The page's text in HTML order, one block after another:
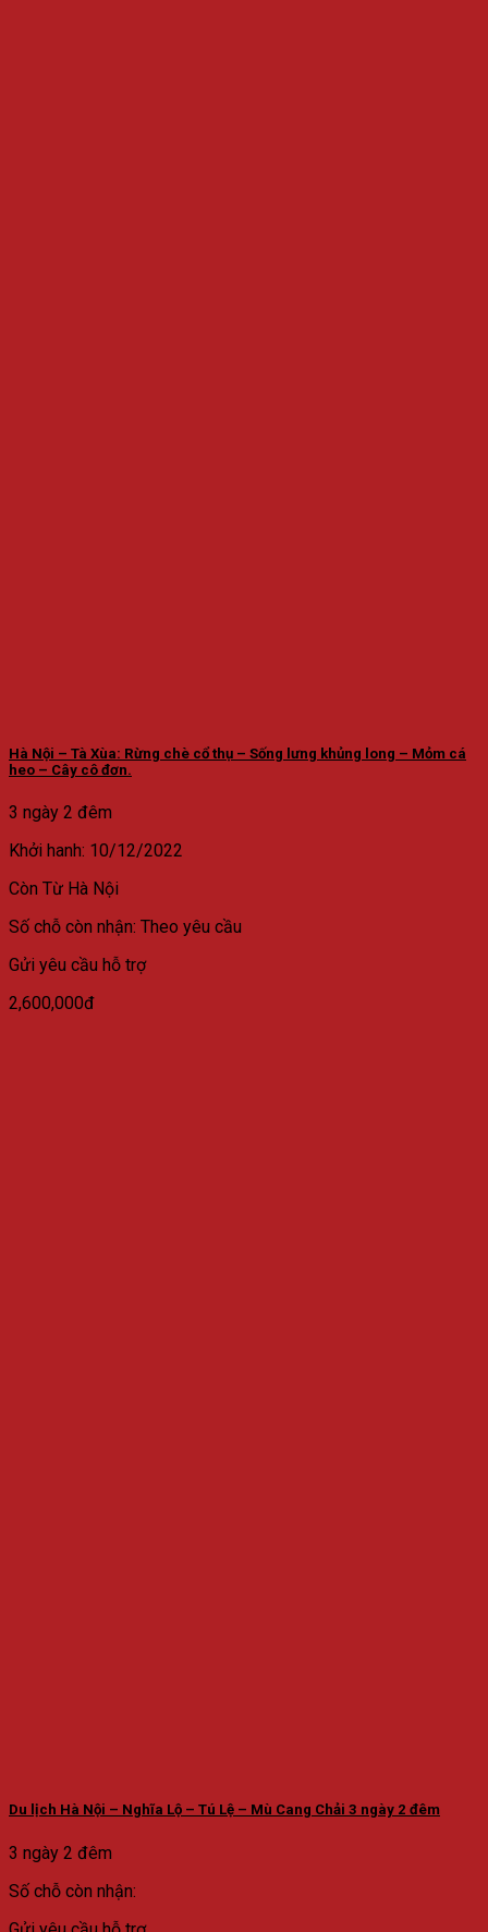
Hà Nội – Tà Xùa: Rừng chè cổ thụ – Sống lưng khủng long – Mỏm cá
heo – Cây cô đơn.
3 ngày 2 đêm
Khởi hanh: 10/12/2022
Còn Từ Hà Nội
Số chỗ còn nhận: Theo yêu cầu
Gửi yêu cầu hỗ trợ
2,600,000đ
Du lịch Hà Nội – Nghĩa Lộ – Tú Lệ – Mù Cang Chải 3 ngày 2 đêm
3 ngày 2 đêm
Số chỗ còn nhận: